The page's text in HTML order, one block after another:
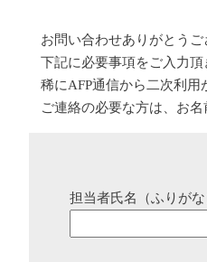
お問い合わせありがとうご
下記に必要事項をご入力
稀にAFP通信から二次利
ご連絡の必要な方は、お
担当者氏名（ふりがな